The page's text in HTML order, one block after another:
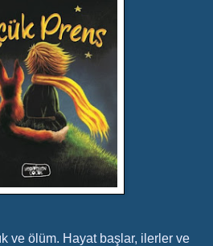
ve ölüm. Hayat başlar, ilerler ve